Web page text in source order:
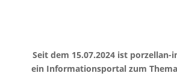
Seit dem 15.07.2024 ist
ein Informationsportal zum